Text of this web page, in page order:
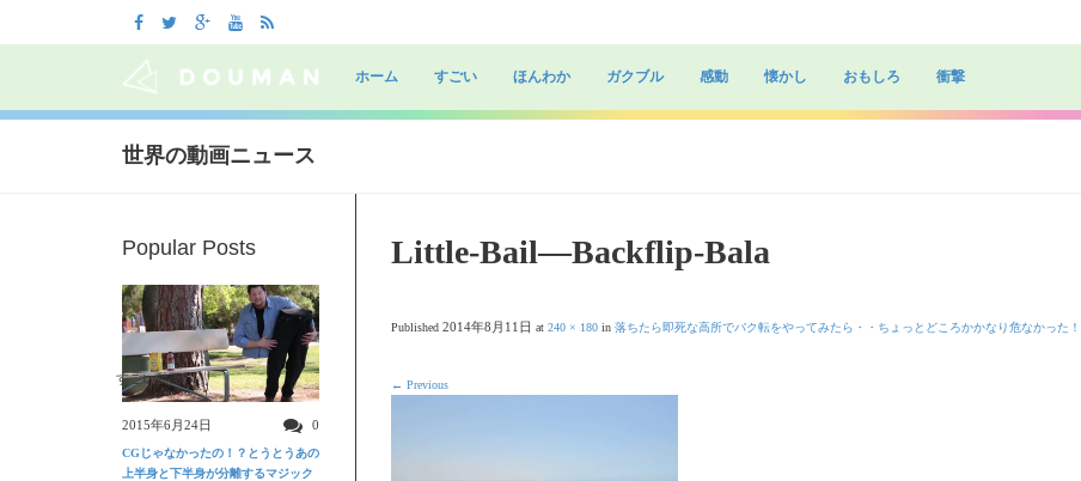
to
ホーム すごい ほんわか ガクブル 感動 懐かし おもしろ 衝撃
世界の動画ニュース
Little-Bail—Backflip-Bala
Published 2014年8月11日 at 240 × 180 in 落ちたら即死な高所でバク転をやってみたら・・ちょっとどころかかなり危なかった！
← Previous
Popular Posts
すごい動画
2015年6月24日 0
CGじゃなかったの！？とうとうあの
上半身と下半身が分離するマジック